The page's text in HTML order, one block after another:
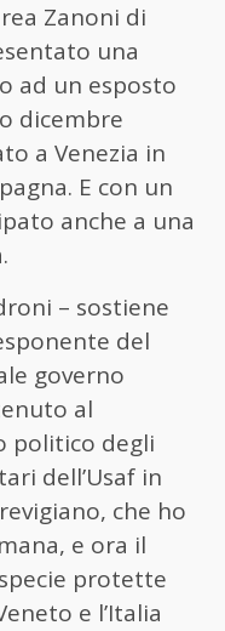
Zanoni di
una
ad un esposto
dicembre
a Venezia in
E con un
anche a una
– sostiene
del
governo
al
politico degli
dell’Usaf in
che ho
e ora il
protette
e l’Italia